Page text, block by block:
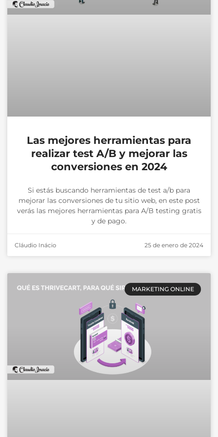
Las mejores herramientas para
realizar test A/B y mejorar las
conversiones en 2024
Si estás buscando herramientas de test a/b para
mejorar las conversiones de tu sitio web, en este post
verás las mejores herramientas para A/B testing gratis
y de pago.
Cláudio Inácio 25 de enero de 2024
MARKETING ONLINE